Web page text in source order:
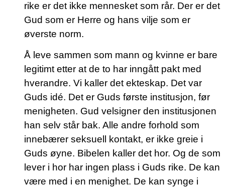
rike er det ikke mennesket som rår. Der er det
Gud som er Herre og hans vilje som er
øverste norm.
Å leve sammen som mann og kvinne er bare
legitimt etter at de to har inngått pakt med
hverandre. Vi kaller det ekteskap. Det var
Guds idé. Det er Guds første institusjon, før
menigheten. Gud velsigner den institusjonen
han selv står bak. Alle andre forhold som
innebærer seksuell kontakt, er ikke greie i
Guds øyne. Bibelen kaller det hor. Og de som
lever i hor har ingen plass i Guds rike. De kan
være med i en menighet. De kan synge i